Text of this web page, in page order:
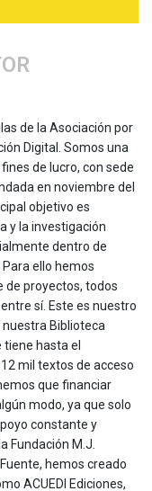
de la Asociación por
Digital. Somos una
de lucro, con sede
en noviembre del
objetivo es
y la investigación
dentro de
ello hemos
de proyectos, todos
sí. Este es nuestro
Biblioteca
tiene hasta el
mil textos de acceso
que financiar
modo, ya que solo
constante y
Fundación M.J.
hemos creado
ACUEDI Ediciones,